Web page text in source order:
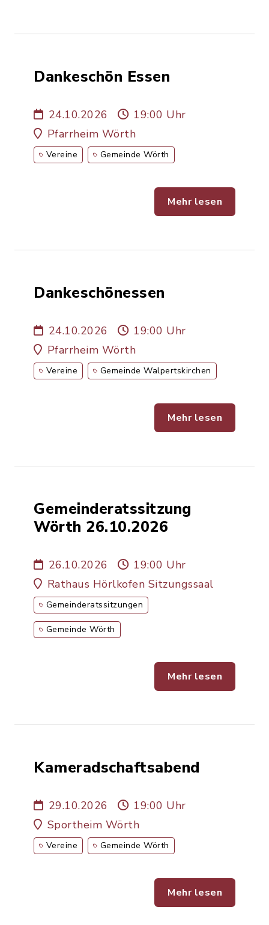
Dankeschön Essen
24.10.2026
19:00 Uhr
Pfarrheim Wörth
Vereine Gemeinde Wörth
Mehr lesen
Dankeschönessen
24.10.2026
19:00 Uhr
Pfarrheim Wörth
Vereine Gemeinde Walpertskirchen
Mehr lesen
Gemeinderatssitzung
Wörth 26.10.2026
26.10.2026
19:00 Uhr
Rathaus Hörlkofen Sitzungssaal
Gemeinderatssitzungen
Gemeinde Wörth
Mehr lesen
Kameradschaftsabend
29.10.2026
19:00 Uhr
Sportheim Wörth
Vereine Gemeinde Wörth
Mehr lesen